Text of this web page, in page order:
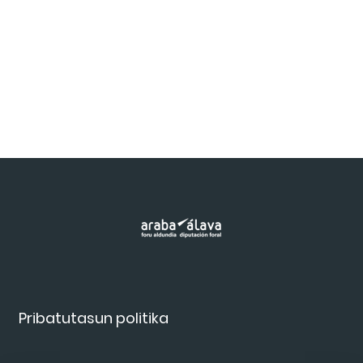
Pribatutasun politika